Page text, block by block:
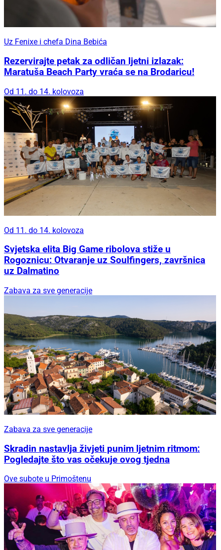
Uz Fenixe i chefa Dina Bebića
Rezervirajte petak za odličan ljetni izlazak:
Maratuša Beach Party vraća se na Brodaricu!
Od 11. do 14. kolovoza
Od 11. do 14. kolovoza
Svjetska elita Big Game ribolova stiže u
Rogoznicu: Otvaranje uz Soulfingers, završnica
uz Dalmatino
Zabava za sve generacije
Zabava za sve generacije
Skradin nastavlja živjeti punim ljetnim ritmom:
Pogledajte što vas očekuje ovog tjedna
Ove subote u Primoštenu